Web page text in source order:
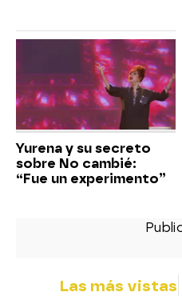
Yurena y su secreto
sobre No cambié:
“Fue un experimento”
Las más vistas